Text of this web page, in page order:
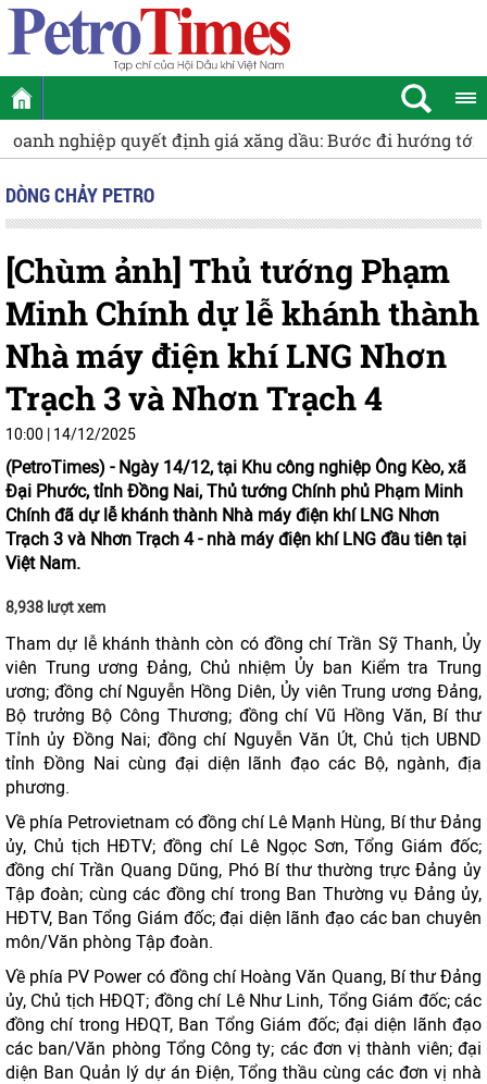
ĐBQH Tạ Đình Thi: Cần thiết lập cơ chế khai thác hạ
DÒNG CHẢY PETRO
[Chùm ảnh] Thủ tướng Phạm
Minh Chính dự lễ khánh thành
Nhà máy điện khí LNG Nhơn
Trạch 3 và Nhơn Trạch 4
10:00 | 14/12/2025
(PetroTimes) - Ngày 14/12, tại Khu công nghiệp Ông Kèo, xã
Đại Phước, tỉnh Đồng Nai, Thủ tướng Chính phủ Phạm Minh
Chính đã dự lễ khánh thành Nhà máy điện khí LNG Nhơn
Trạch 3 và Nhơn Trạch 4 - nhà máy điện khí LNG đầu tiên tại
Việt Nam.
8,938 lượt xem
Tham dự lễ khánh thành còn có đồng chí Trần Sỹ Thanh, Ủy
viên Trung ương Đảng, Chủ nhiệm Ủy ban Kiểm tra Trung
ương; đồng chí Nguyễn Hồng Diên, Ủy viên Trung ương Đảng,
Bộ trưởng Bộ Công Thương; đồng chí Vũ Hồng Văn, Bí thư
Tỉnh ủy Đồng Nai; đồng chí Nguyễn Văn Út, Chủ tịch UBND
tỉnh Đồng Nai cùng đại diện lãnh đạo các Bộ, ngành, địa
phương.
Về phía Petrovietnam có đồng chí Lê Mạnh Hùng, Bí thư Đảng
ủy, Chủ tịch HĐTV; đồng chí Lê Ngọc Sơn, Tổng Giám đốc;
đồng chí Trần Quang Dũng, Phó Bí thư thường trực Đảng ủy
Tập đoàn; cùng các đồng chí trong Ban Thường vụ Đảng ủy,
HĐTV, Ban Tổng Giám đốc; đại diện lãnh đạo các ban chuyên
môn/Văn phòng Tập đoàn.
Về phía PV Power có đồng chí Hoàng Văn Quang, Bí thư Đảng
ủy, Chủ tịch HĐQT; đồng chí Lê Như Linh, Tổng Giám đốc; các
đồng chí trong HĐQT, Ban Tổng Giám đốc; đại diện lãnh đạo
các ban/Văn phòng Tổng Công ty; các đơn vị thành viên; đại
diện Ban Quản lý dự án Điện, Tổng thầu cùng các đơn vị nhà